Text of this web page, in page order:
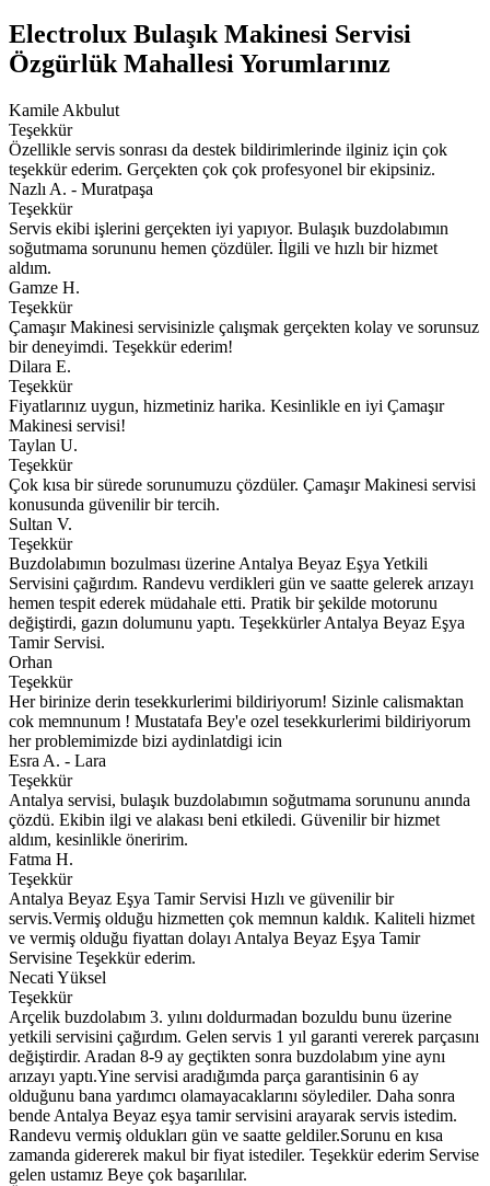
Electrolux Bulaşık Makinesi Servisi
Özgürlük Mahallesi Yorumlarınız
Kamile Akbulut
Teşekkür
Özellikle servis sonrası da destek bildirimlerinde ilginiz için çok
teşekkür ederim. Gerçekten çok çok profesyonel bir ekipsiniz.
Nazlı A. - Muratpaşa
Teşekkür
Servis ekibi işlerini gerçekten iyi yapıyor. Bulaşık buzdolabımın
soğutmama sorununu hemen çözdüler. İlgili ve hızlı bir hizmet
aldım.
Gamze H.
Teşekkür
Çamaşır Makinesi servisinizle çalışmak gerçekten kolay ve sorunsuz
bir deneyimdi. Teşekkür ederim!
Dilara E.
Teşekkür
Fiyatlarınız uygun, hizmetiniz harika. Kesinlikle en iyi Çamaşır
Makinesi servisi!
Taylan U.
Teşekkür
Çok kısa bir sürede sorunumuzu çözdüler. Çamaşır Makinesi servisi
konusunda güvenilir bir tercih.
Sultan V.
Teşekkür
Buzdolabımın bozulması üzerine Antalya Beyaz Eşya Yetkili
Servisini çağırdım. Randevu verdikleri gün ve saatte gelerek arızayı
hemen tespit ederek müdahale etti. Pratik bir şekilde motorunu
değiştirdi, gazın dolumunu yaptı. Teşekkürler Antalya Beyaz Eşya
Tamir Servisi.
Orhan
Teşekkür
Her birinize derin tesekkurlerimi bildiriyorum! Sizinle calismaktan
cok memnunum ! Mustatafa Bey'e ozel tesekkurlerimi bildiriyorum
her problemimizde bizi aydinlatdigi icin
Esra A. - Lara
Teşekkür
Antalya servisi, bulaşık buzdolabımın soğutmama sorununu anında
çözdü. Ekibin ilgi ve alakası beni etkiledi. Güvenilir bir hizmet
aldım, kesinlikle öneririm.
Fatma H.
Teşekkür
Antalya Beyaz Eşya Tamir Servisi Hızlı ve güvenilir bir
servis.Vermiş olduğu hizmetten çok memnun kaldık. Kaliteli hizmet
ve vermiş olduğu fiyattan dolayı Antalya Beyaz Eşya Tamir
Servisine Teşekkür ederim.
Necati Yüksel
Teşekkür
Arçelik buzdolabım 3. yılını doldurmadan bozuldu bunu üzerine
yetkili servisini çağırdım. Gelen servis 1 yıl garanti vererek parçasını
değiştirdir. Aradan 8-9 ay geçtikten sonra buzdolabım yine aynı
arızayı yaptı.Yine servisi aradığımda parça garantisinin 6 ay
olduğunu bana yardımcı olamayacaklarını söylediler. Daha sonra
bende Antalya Beyaz eşya tamir servisini arayarak servis istedim.
Randevu vermiş oldukları gün ve saatte geldiler.Sorunu en kısa
zamanda gidererek makul bir fiyat istediler. Teşekkür ederim Servise
gelen ustamız Beye çok başarılılar.